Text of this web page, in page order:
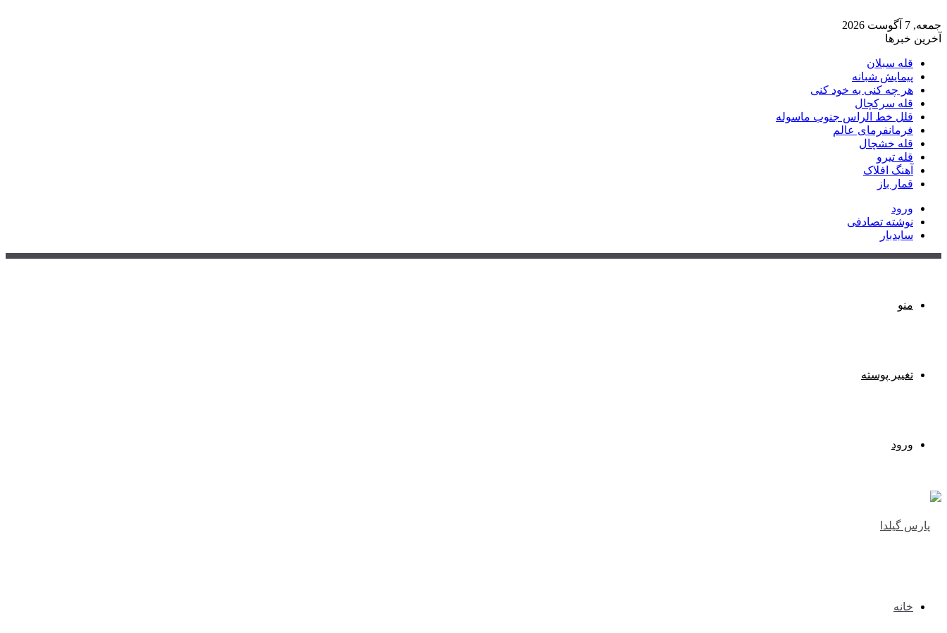
جمعه, 7 آگوست 2026
آخرین خبرها
قله سبلان
پیمایش شبانه
هر چه کنی به خود کنی
قله سرکچال
قلل خط الراس جنوب ماسوله
فرمانفرمای عالم
قله خشچال
قله تیرو
آهنگ افلاک
قمار باز
ورود
نوشته تصادفی
سایدبار
منو
تغییر پوسته
ورود
خانه